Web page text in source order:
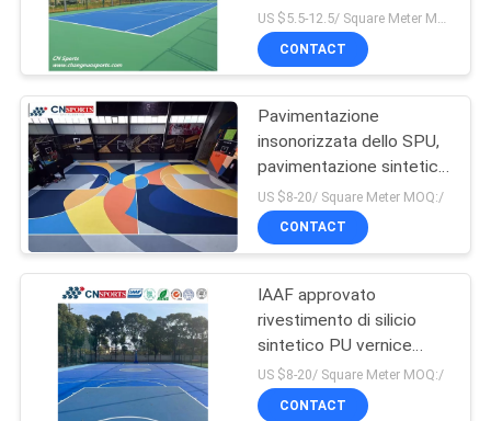
CONTACT
Pavimentazione
insonorizzata dello SPU,
pavimentazione sintetica
di pallacanestro di IAAF
US $8-20/ Square Meter MOQ:/
CONTACT
IAAF approvato
rivestimento di silicio
sintetico PU vernice
acrilica pavimenti per
campi da basket
US $8-20/ Square Meter MOQ:/
CONTACT